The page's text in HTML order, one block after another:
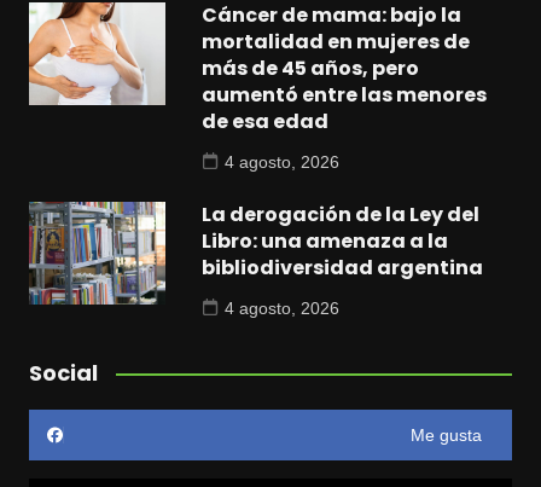
Cáncer de mama: bajo la
mortalidad en mujeres de
más de 45 años, pero
aumentó entre las menores
de esa edad
4 agosto, 2026
La derogación de la Ley del
Libro: una amenaza a la
bibliodiversidad argentina
4 agosto, 2026
Social
Me gusta